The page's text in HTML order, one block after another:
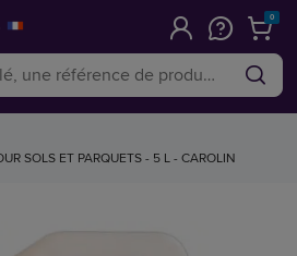
0
SOLS ET PARQUETS - 5 L - CAROLIN